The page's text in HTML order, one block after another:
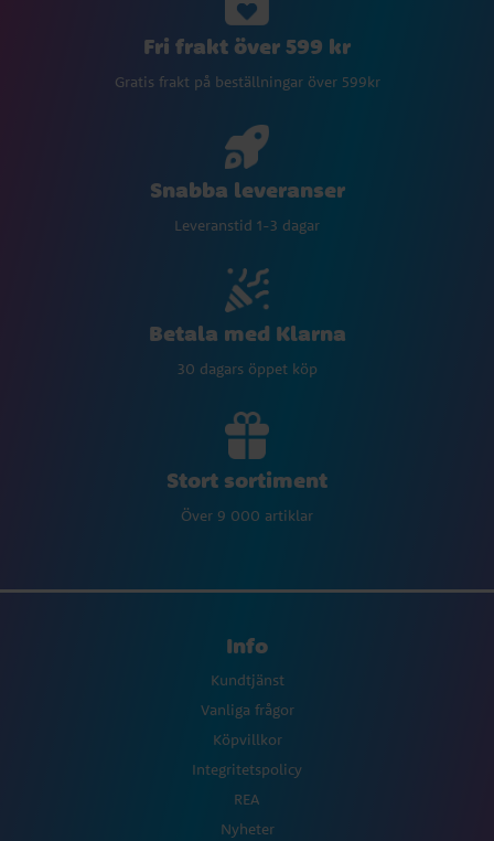
Fri frakt över 599 kr
Gratis frakt på beställningar över 599kr
Snabba leveranser
Leveranstid 1-3 dagar
Betala med Klarna
30 dagars öppet köp
Stort sortiment
Över 9 000 artiklar
Info
Kundtjänst
Vanliga frågor
Köpvillkor
Integritetspolicy
REA
Nyheter